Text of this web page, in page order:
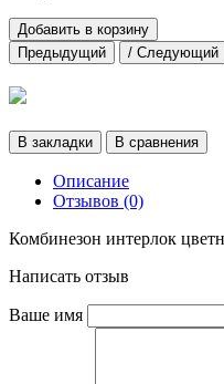
Добавить в корзину
Предыдущий
/ Следующий
В закладки В сравнения
Описание
Отзывов (0)
Комбинезон интерлок
Написать отзыв
Ваше имя